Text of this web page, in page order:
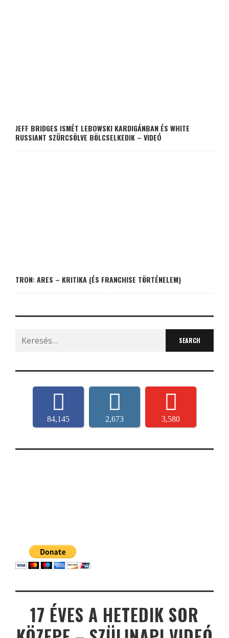
JEFF BRIDGES ISMÉT LEBOWSKI KARDIGÁNBAN ÉS WHITE
RUSSIANT SZÜRCSÖLVE BÖLCSELKEDIK – VIDEÓ
TRON: ARES – KRITIKA (ÉS FRANCHISE TÖRTÉNELEM)
Search
for:
84,145 2,673 3,580
17 ÉVES A HETEDIK SOR